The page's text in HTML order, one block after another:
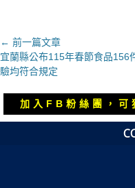
文
章
導
覽
← 前一篇文章
上
一
章：
宜蘭縣公布115年春節食品156
驗均符合規定
加入FB粉絲團，可